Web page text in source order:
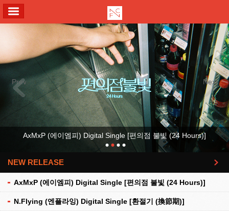
Previous Next
AxMxP (에이엠피) Digital Single [편의점 불빛 (24 Hours)]
NEW RELEASE
AxMxP (에이엠피) Digital Single [편의점 불빛 (24 Hours)]
N.Flying (엔플라잉) Digital Single [환절기 (換節期)]
더보기